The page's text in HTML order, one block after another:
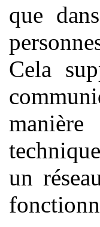
que
Cela
un